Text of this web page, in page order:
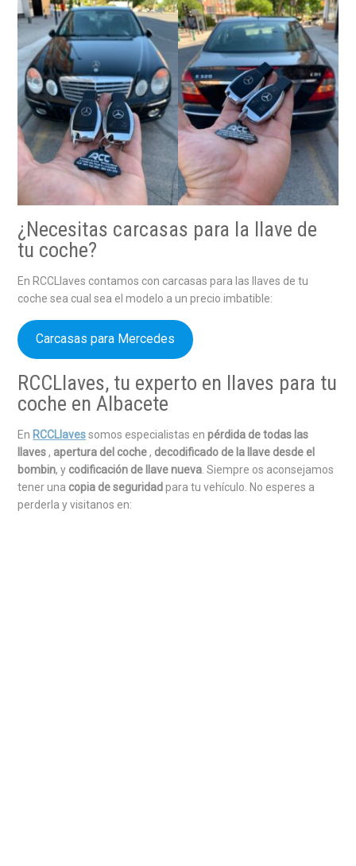
¿Necesitas carcasas para la llave de
tu coche?
En RCCLlaves contamos con carcasas para las llaves de tu
coche sea cual sea el modelo a un precio imbatible:
Carcasas para Mercedes
RCCLlaves, tu experto en llaves para tu
coche en Albacete
En RCCLlavessomos especialistas enpérdida de todas las
llaves, apertura del coche, decodificado de la llave desde el
bombin, y codificación de llave nueva . Siempre os aconsejamos
tener una copia de seguridadpara tu vehículo. No esperes a
perderla y visitanos en: